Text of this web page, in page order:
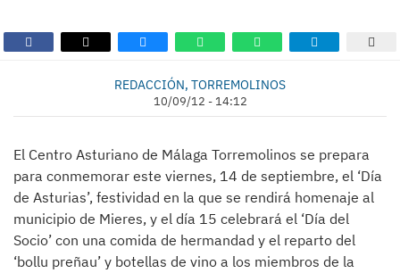
REDACCIÓN, TORREMOLINOS
10/09/12 - 14:12
El Centro Asturiano de Málaga Torremolinos se prepara
para conmemorar este viernes, 14 de septiembre, el ‘Día
de Asturias’, festividad en la que se rendirá homenaje al
municipio de Mieres, y el día 15 celebrará el ‘Día del
Socio’ con una comida de hermandad y el reparto del
‘bollu preñau’ y botellas de vino a los miembros de la